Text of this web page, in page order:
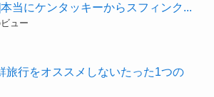
当にケンタッキーからスフィンク...
ュー
旅行をオススメしないたった1つの